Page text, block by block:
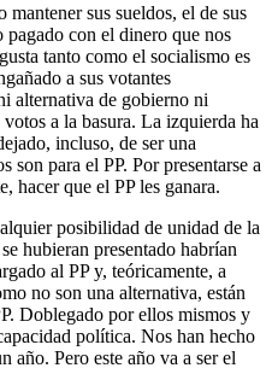
sus sueldos, el de sus
con el dinero que nos
tanto como el socialismo es
a sus votantes
alternativa de gobierno ni
a la basura. La izquierda ha
incluso, de ser una
son para el PP. Por presentarse a
hacer que el PP les ganara.
posibilidad de unidad de la
hubieran presentado habrían
al PP y, teóricamente, a
no son una alternativa, están
Doblegado por ellos mismos y
política. Nos han hecho
año. Pero este año va a ser el